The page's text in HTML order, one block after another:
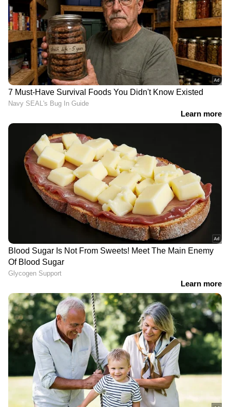
ബ്രാൻഡിൻ്റെ OS ഇൻ്റലിജൻ്റ് കാർ സിസ്റ്റം
ഇതിൽ ഫീച്ചർ ചെയ്യുന്നു. 11 ഹൈ-പ്രിസിഷൻ
റഡാറുകൾ (6 ഫ്രണ്ട്, 5 റിയർ), ഇലക്ട്രോണിക്
സ്റ്റെബിലിറ്റി കൺട്രോൾ ഹൈ പ്ലസ്, ടയർ പ്രഷർ
മോണിറ്ററിംഗ് സിസ്റ്റം, ഫങ്ഷണൽ ക്യാറ്റ്-ഐ
ഓട്ടോമാറ്റിക് ഹെഡ്‌ലൈറ്റുകൾ, 15 ഇഞ്ച്
അലുമിനിയം അലോയ് വീലുകൾ, ക്വാണ്ടം
എന്നിവയും ഇതിന് ലഭിക്കുന്നു.